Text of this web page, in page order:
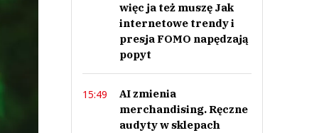
więc ja też muszę Jak
internetowe trendy i
presja FOMO napędzają
popyt
15:49
AI zmienia
merchandising. Ręczne
audyty w sklepach